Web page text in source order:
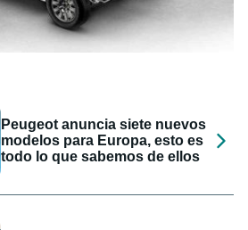
Peugeot anuncia siete nuevos
modelos para Europa, esto es
todo lo que sabemos de ellos